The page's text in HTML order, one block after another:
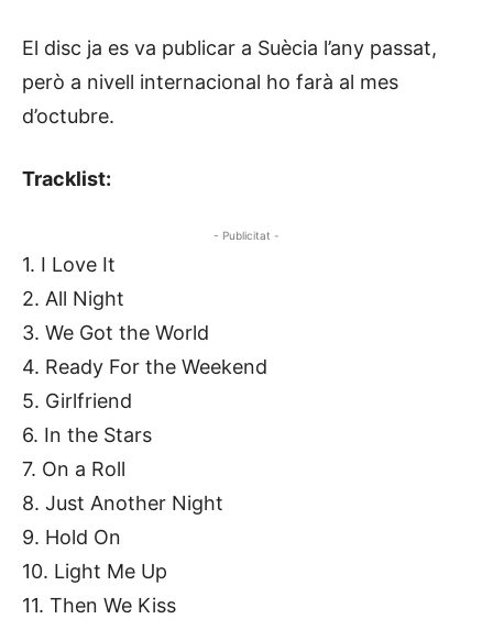
El disc ja es va publicar a Suècia l’any passat,
però a nivell internacional ho farà al mes
d’octubre.
Tracklist:
- Publicitat -
1. I Love It
2. All Night
3. We Got the World
4. Ready For the Weekend
5. Girlfriend
6. In the Stars
7. On a Roll
8. Just Another Night
9. Hold On
10. Light Me Up
11. Then We Kiss